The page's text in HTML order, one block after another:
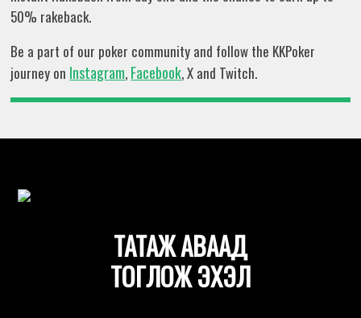
50% rakeback.
Be a part of our poker community and follow the KKPoker
journey on Instagram, Facebook, X and Twitch.
ТАТАЖ АВААД
ТОГЛОЖ ЭХЭЛ